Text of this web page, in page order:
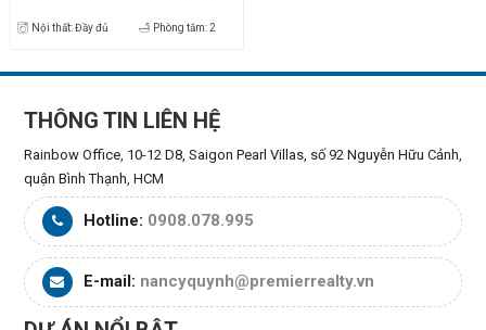
Nội thất: Đầy đủ Phòng tắm: 2
THÔNG TIN LIÊN HỆ
Rainbow Office, 10-12 D8, Saigon Pearl Villas, số 92 Nguyễn Hữu Cảnh,
quận Bình Thạnh, HCM
Hotline: 0908.078.995
E-mail: nancyquynh@premierrealty.vn